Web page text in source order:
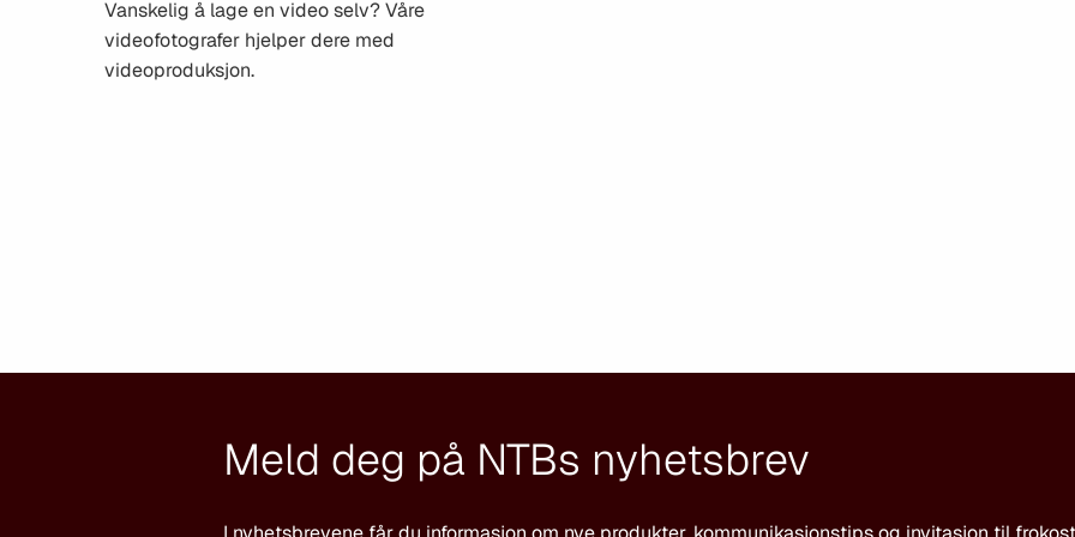
Vanskelig å lage en video selv? Våre
videofotografer hjelper dere med
videoproduksjon.
Meld deg på NTBs nyhetsbrev